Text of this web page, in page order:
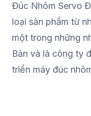
đọng trong một kích
v.v
Đúc Nhôm Servo
loại sản phẩm từ
một trong những
Bản và là công ty
triển máy đúc